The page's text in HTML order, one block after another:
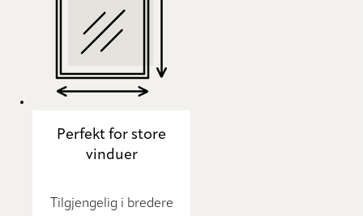
Perfekt for store
vinduer
Tilgjengelig i bredere